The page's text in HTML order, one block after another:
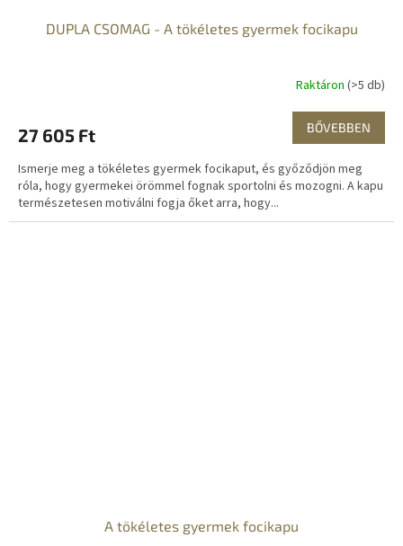
DUPLA CSOMAG - A tökéletes gyermek focikapu
Raktáron (>5 db)
27 605 Ft BŐVEBBEN
Ismerje meg a tökéletes gyermek focikaput, és győződjön meg
róla, hogy gyermekei örömmel fognak sportolni és mozogni. A kapu
természetesen motiválni fogja őket arra, hogy...
A tökéletes gyermek focikapu